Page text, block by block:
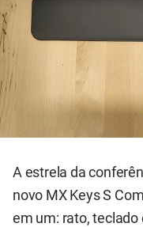
A estrela da
novo MX Keys S
em um: rato, teclado